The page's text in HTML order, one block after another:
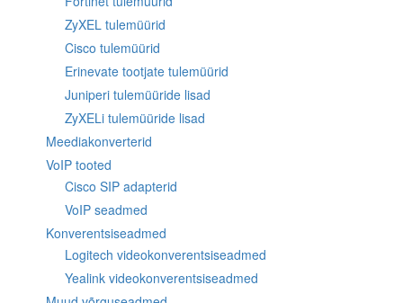
ZyXEL tulemüürid
Cisco tulemüürid
Erinevate tootjate tulemüürid
Juniperi tulemüüride lisad
ZyXELi tulemüüride lisad
Meediakonverterid
VoIP tooted
Cisco SIP adapterid
VoIP seadmed
Konverentsiseadmed
Logitech videokonverentsiseadmed
Yealink videokonverentsiseadmed